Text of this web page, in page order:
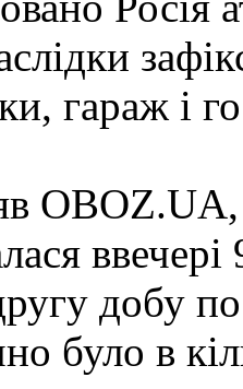
гараж і
OBOZ.UA,
добу
було в